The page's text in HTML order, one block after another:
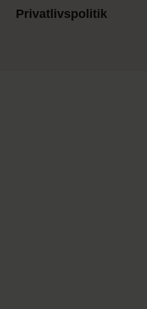
Privatlivspolitik